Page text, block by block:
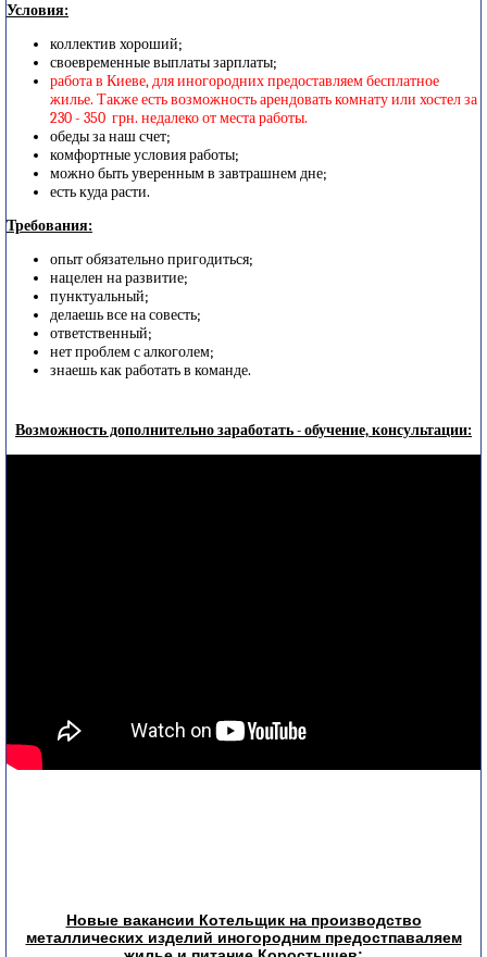
Условия:
коллектив хороший;
своевременные выплаты зарплаты;
работа в Киеве, для иногородних предоставляем бесплатное
жилье. Также есть возможность арендовать комнату или хостел за
230 - 350 грн. недалеко от места работы.
обеды за наш счет;
комфортные условия работы;
можно быть уверенным в завтрашнем дне;
есть куда расти.
Требования:
опыт обязательно пригодиться;
нацелен на развитие;
пунктуальный;
делаешь все на совесть;
ответственный;
нет проблем с алкоголем;
знаешь как работать в команде.
Возможность дополнительно заработать - обучение, консультации:
Новые вакансии Котельщик на производство
металлических изделий иногородним предостпаваляем